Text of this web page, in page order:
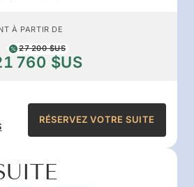
À PARTIR DE
27 200 $US
760 $US
RÉSERVEZ VOTRE SUITE